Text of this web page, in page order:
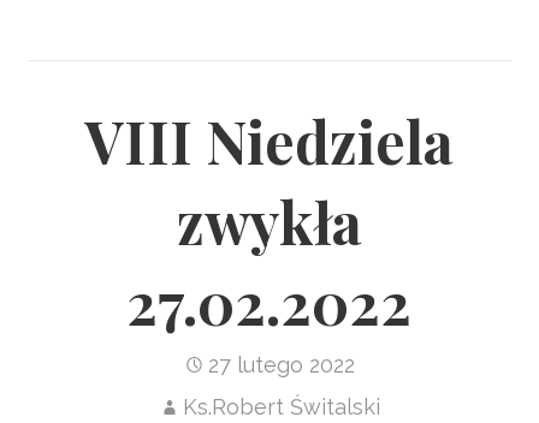
VIII Niedziela
zwykła
27.02.2022
27 lutego 2022
Ks.Robert Świtalski